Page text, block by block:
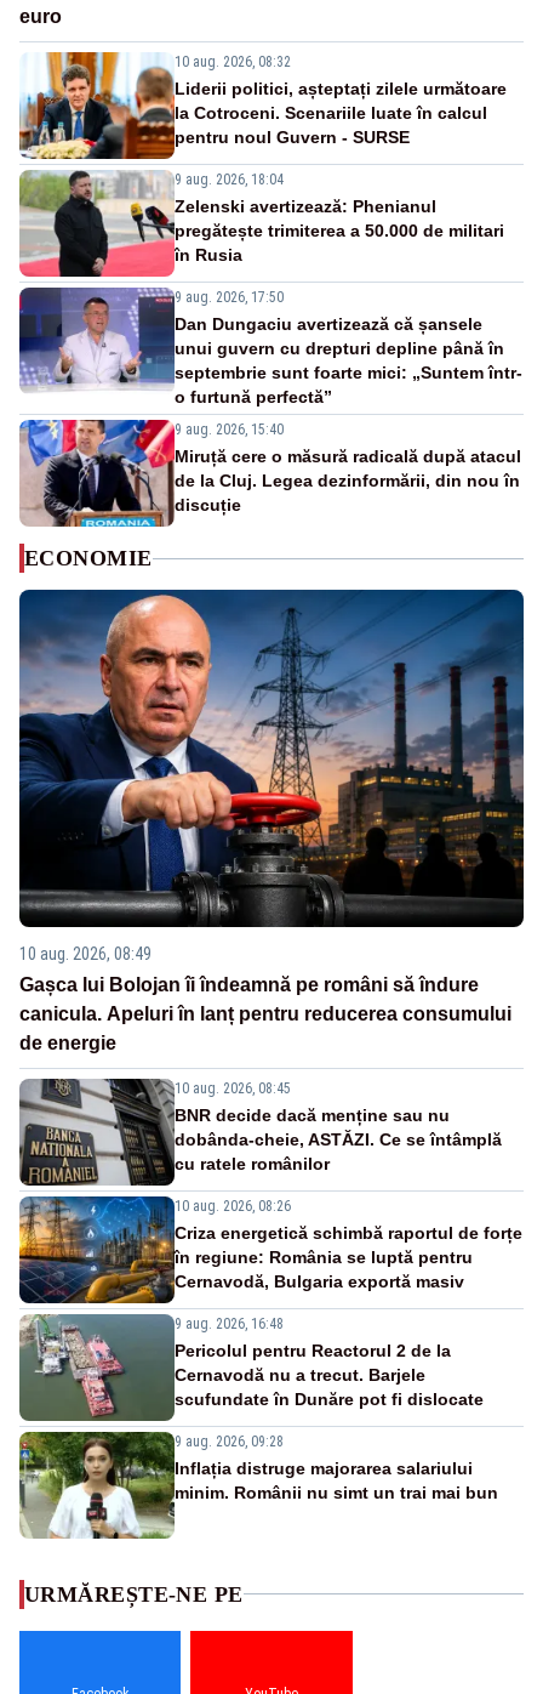
euro
10 aug. 2026, 08:32
Liderii politici, așteptați zilele următoare
la Cotroceni. Scenariile luate în calcul
pentru noul Guvern - SURSE
9 aug. 2026, 18:04
Zelenski avertizează: Phenianul
pregătește trimiterea a 50.000 de militari
în Rusia
9 aug. 2026, 17:50
Dan Dungaciu avertizează că șansele
unui guvern cu drepturi depline până în
septembrie sunt foarte mici: „Suntem într-
o furtună perfectă”
9 aug. 2026, 15:40
Miruță cere o măsură radicală după atacul
de la Cluj. Legea dezinformării, din nou în
discuție
ECONOMIE
10 aug. 2026, 08:49
Gașca lui Bolojan îi îndeamnă pe români să îndure
canicula. Apeluri în lanț pentru reducerea consumului
de energie
10 aug. 2026, 08:45
BNR decide dacă menține sau nu
dobânda-cheie, ASTĂZI. Ce se întâmplă
cu ratele românilor
10 aug. 2026, 08:26
Criza energetică schimbă raportul de forțe
în regiune: România se luptă pentru
Cernavodă, Bulgaria exportă masiv
9 aug. 2026, 16:48
Pericolul pentru Reactorul 2 de la
Cernavodă nu a trecut. Barjele
scufundate în Dunăre pot fi dislocate
9 aug. 2026, 09:28
Inflația distruge majorarea salariului
minim. Românii nu simt un trai mai bun
URMĂREȘTE-NE PE